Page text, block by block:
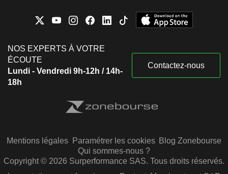
NOS EXPERTS À VOTRE
ÉCOUTE
Lundi - Vendredi 9h-12h / 14h-
18h
Contactez-nous
Mentions légales Paramétrer les cookies Blog Zonebourse
Qui sommes-nous ?
Copyright © 2026 Surperformance SAS. Tous droits réservés.